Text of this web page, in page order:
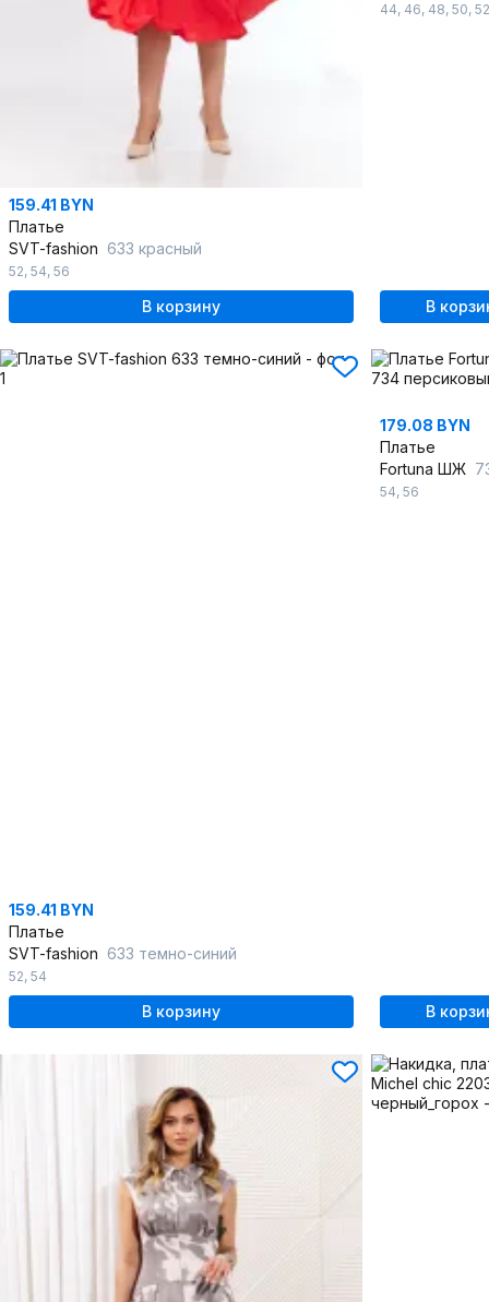
159.41 BYN
Платье
SVT-fashion 633 красный
52, 54, 56
В корзину
44, 46, 48, 50, 52
В
159.41 BYN
Платье
SVT-fashion 633 темно-синий
52, 54
В корзину
179.08 BYN
Платье
Fortuna ШЖ
54, 56
В